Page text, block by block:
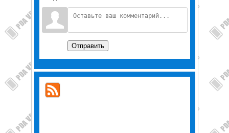
Отправить